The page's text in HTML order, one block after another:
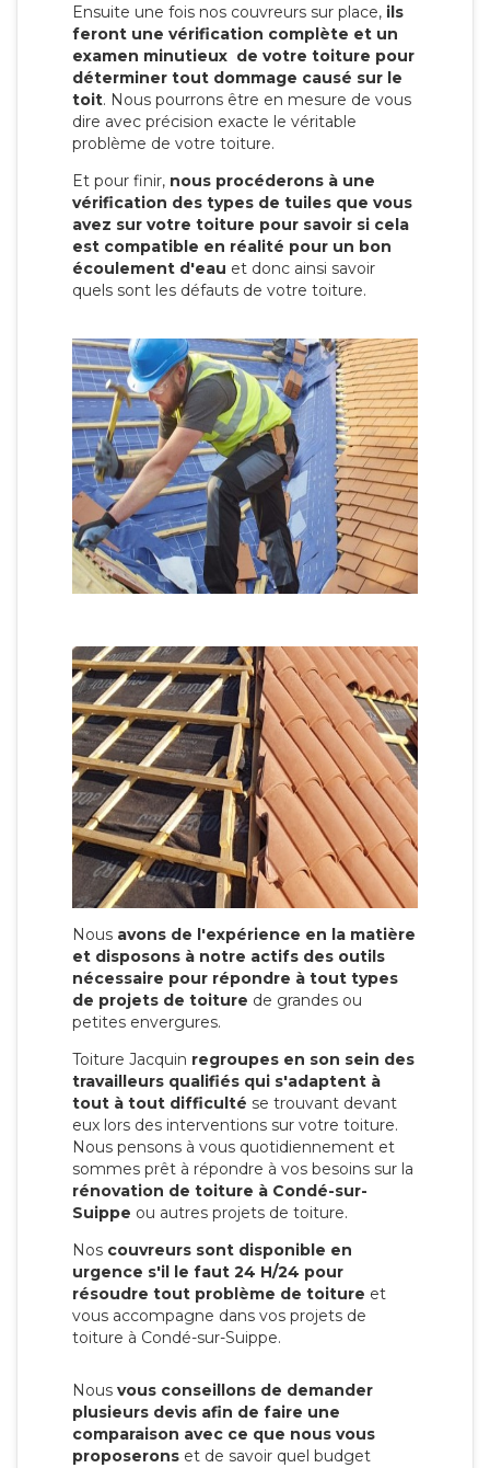
Ensuite une fois nos couvreurs sur place, ils
feront une vérification complète et un
examen minutieux de votre toiture pour
déterminer tout dommage causé sur le
toit. Nous pourrons être en mesure de vous
dire avec précision exacte le véritable
problème de votre toiture.
Et pour finir, nous procéderons à une
vérification des types de tuiles que vous
avez sur votre toiture pour savoir si cela
est compatible en réalité pour un bon
écoulement d'eau et donc ainsi savoir
quels sont les défauts de votre toiture.
Nous avons de l'expérience en la matière
et disposons à notre actifs des outils
nécessaire pour répondre à tout types
de projets de toiture de grandes ou
petites envergures.
Toiture Jacquin regroupes en son sein des
travailleurs qualifiés qui s'adaptent à
tout à tout difficulté se trouvant devant
eux lors des interventions sur votre toiture.
Nous pensons à vous quotidiennement et
sommes prêt à répondre à vos besoins sur la
rénovation de toiture à Condé-sur-
Suippe ou autres projets de toiture.
Nos couvreurs sont disponible en
urgence s'il le faut 24 H/24 pour
résoudre tout problème de toiture et
vous accompagne dans vos projets de
toiture à Condé-sur-Suippe.
Nous vous conseillons de demander
plusieurs devis afin de faire une
comparaison avec ce que nous vous
proposerons et de savoir quel budget